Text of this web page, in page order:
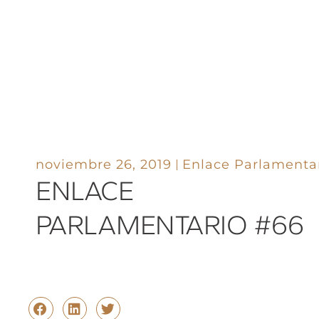
noviembre 26, 2019 Enlace
ENLACE
PARLAMENTARIO #66